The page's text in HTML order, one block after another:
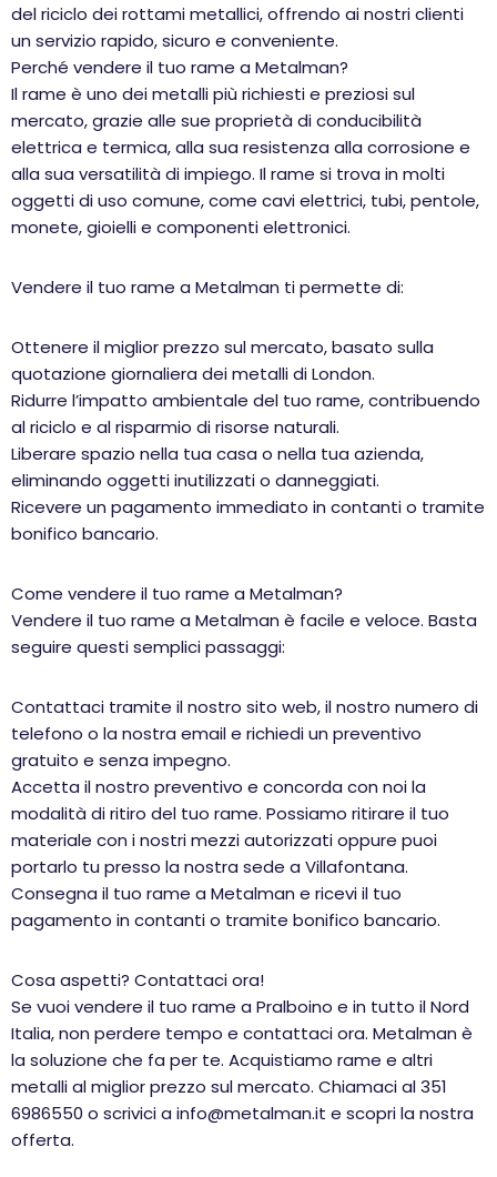
del riciclo dei rottami metallici, offrendo ai nostri clienti
un servizio rapido, sicuro e conveniente.
Perché vendere il tuo rame a Metalman?
Il rame è uno dei metalli più richiesti e preziosi sul
mercato, grazie alle sue proprietà di conducibilità
elettrica e termica, alla sua resistenza alla corrosione e
alla sua versatilità di impiego. Il rame si trova in molti
oggetti di uso comune, come cavi elettrici, tubi, pentole,
monete, gioielli e componenti elettronici.
Vendere il tuo rame a Metalman ti permette di:
Ottenere il miglior prezzo sul mercato, basato sulla
quotazione giornaliera dei metalli di London.
Ridurre l’impatto ambientale del tuo rame, contribuendo
al riciclo e al risparmio di risorse naturali.
Liberare spazio nella tua casa o nella tua azienda,
eliminando oggetti inutilizzati o danneggiati.
Ricevere un pagamento immediato in contanti o tramite
bonifico bancario.
Come vendere il tuo rame a Metalman?
Vendere il tuo rame a Metalman è facile e veloce. Basta
seguire questi semplici passaggi:
Contattaci tramite il nostro sito web, il nostro numero di
telefono o la nostra email e richiedi un preventivo
gratuito e senza impegno.
Accetta il nostro preventivo e concorda con noi la
modalità di ritiro del tuo rame. Possiamo ritirare il tuo
materiale con i nostri mezzi autorizzati oppure puoi
portarlo tu presso la nostra sede a Villafontana.
Consegna il tuo rame a Metalman e ricevi il tuo
pagamento in contanti o tramite bonifico bancario.
Cosa aspetti? Contattaci ora!
Se vuoi vendere il tuo rame a Pralboino e in tutto il Nord
Italia, non perdere tempo e contattaci ora. Metalman è
la soluzione che fa per te. Acquistiamo rame e altri
metalli al miglior prezzo sul mercato. Chiamaci al 351
6986550 o scrivici a info@metalman.it e scopri la nostra
offerta.